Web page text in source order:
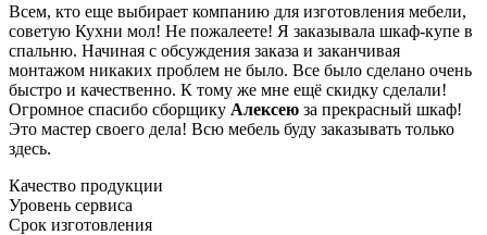
Всем, кто еще выбирает компанию для изготовления мебели,
советую Кухни мол! Не пожалеете! Я заказывала шкаф-купе в
спальню. Начиная с обсуждения заказа и заканчивая
монтажом никаких проблем не было. Все было сделано очень
быстро и качественно. К тому же мне ещё скидку сделали!
Огромное спасибо сборщику Алексею за прекрасный шкаф!
Это мастер своего дела! Всю мебель буду заказывать только
здесь.
Качество продукции
Уровень сервиса
Срок изготовления